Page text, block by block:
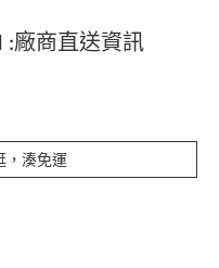
:廠商直送資訊
，湊免運